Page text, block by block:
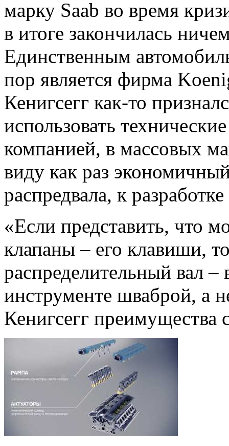
марку Saab во время
в итоге закончилась
Единственным
пор является фирма
Кенигсегг как-то
использовать
компанией, в массовых
виду как раз
распредвала, к
«Если представить, что
клапаны – его клавиши,
распределительный вал –
инструменте шваброй, а
Кенигсегг преимущества